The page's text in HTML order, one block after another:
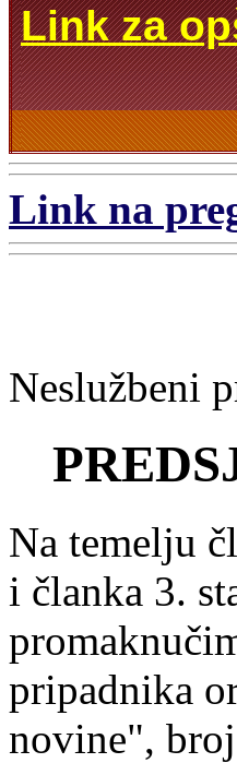
Link za
Link na
Neslužbeni
Na temelju
i članka 3.
pripadnika
novine",